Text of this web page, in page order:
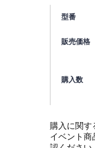
型番
販売価格
購入数
購入に関す
イベント商